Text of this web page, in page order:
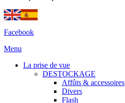
Facebook
Menu
La prise de vue
DESTOCKAGE
Affûts & accessoires
Divers
Flash